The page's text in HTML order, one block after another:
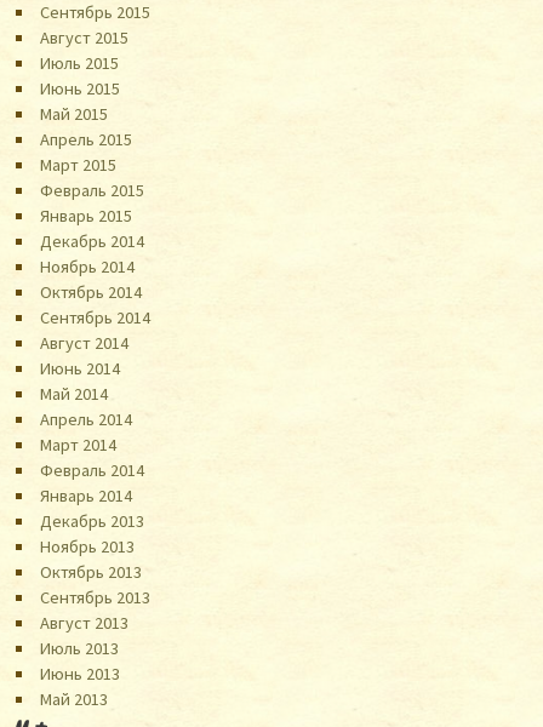
Сентябрь 2015
Август 2015
Июль 2015
Июнь 2015
Май 2015
Апрель 2015
Март 2015
Февраль 2015
Январь 2015
Декабрь 2014
Ноябрь 2014
Октябрь 2014
Сентябрь 2014
Август 2014
Июнь 2014
Май 2014
Апрель 2014
Март 2014
Февраль 2014
Январь 2014
Декабрь 2013
Ноябрь 2013
Октябрь 2013
Сентябрь 2013
Август 2013
Июль 2013
Июнь 2013
Май 2013